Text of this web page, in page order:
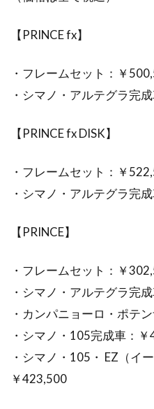
【PRINCE fx】
・フレームセット：￥
・シマノ・アルテグラ完
【PRINCE fx DISK】
・フレームセット：￥
・シマノ・アルテグラ完
【PRINCE】
・フレームセット：￥
・シマノ・アルテグラ完
・カンパニョーロ・ポテ
・シマノ・105完成車：
・シマノ・105・ EZ（イ
￥423,500